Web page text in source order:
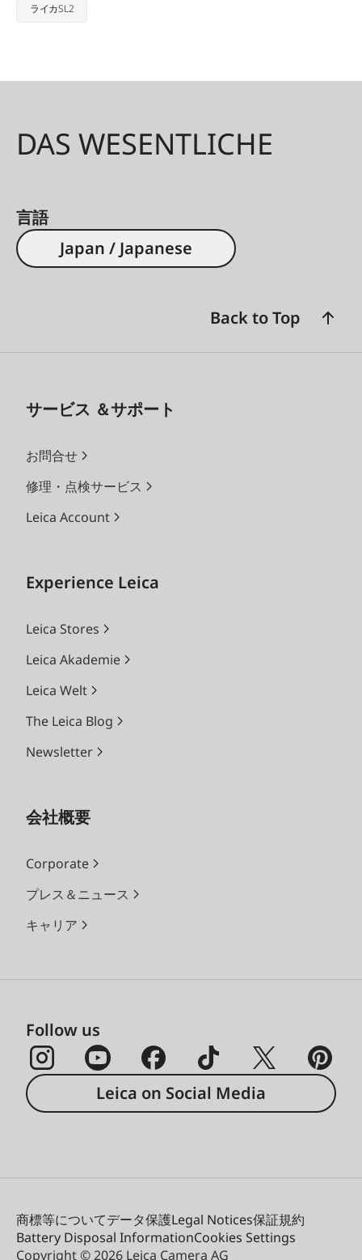
ライカSL2
DAS WESENTLICHE
言語
Japan / Japanese
Back to Top
サービス ＆サポート
お問合せ
修理・点検サービス
Leica Account
Experience Leica
Leica Stores
Leica Akademie
Leica Welt
The Leica Blog
Newsletter
会社概要
Corporate
プレス＆ニュース
キャリア
Follow us
Leica on Social Media
商標等についてデータ保護Legal Notices保証規約
Battery Disposal InformationCookies Settings
Copyright © 2026 Leica Camera AG